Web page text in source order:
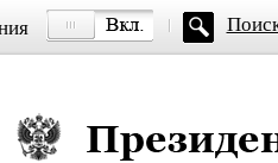
Президент России —